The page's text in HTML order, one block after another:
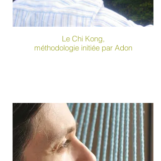
Le Chi Kong,
méthodologie initiée par Adon